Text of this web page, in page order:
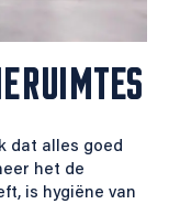
dat alles goed
het de
is hygiëne van